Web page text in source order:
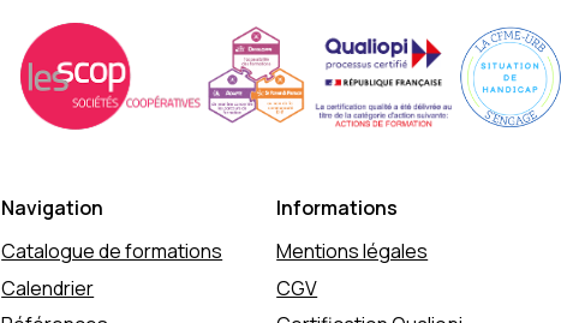
Navigation
Catalogue de formations
Calendrier
Informations
Mentions légales
CGV